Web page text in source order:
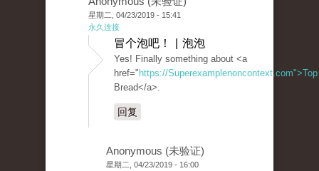
星期二, 04/23/2019 - 15:41
永久连接
冒个泡吧！ | 泡泡
Yes! Finally something about <a
href=" https://Superexamplenoncontext.com">Top
Bread</a>.
回复
Anonymous (未验证)
星期二, 04/23/2019 - 16:00